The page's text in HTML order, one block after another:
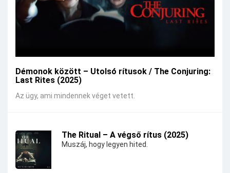
Démonok között – Utolsó rítusok / The Conjuring:
Last Rites (2025)
Az ügy, ami mindennek véget vetett.
The Ritual – A végső rítus (2025)
Muszáj, hogy legyen hited.